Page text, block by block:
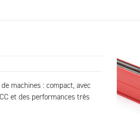
machines : compact, avec
et des performances très